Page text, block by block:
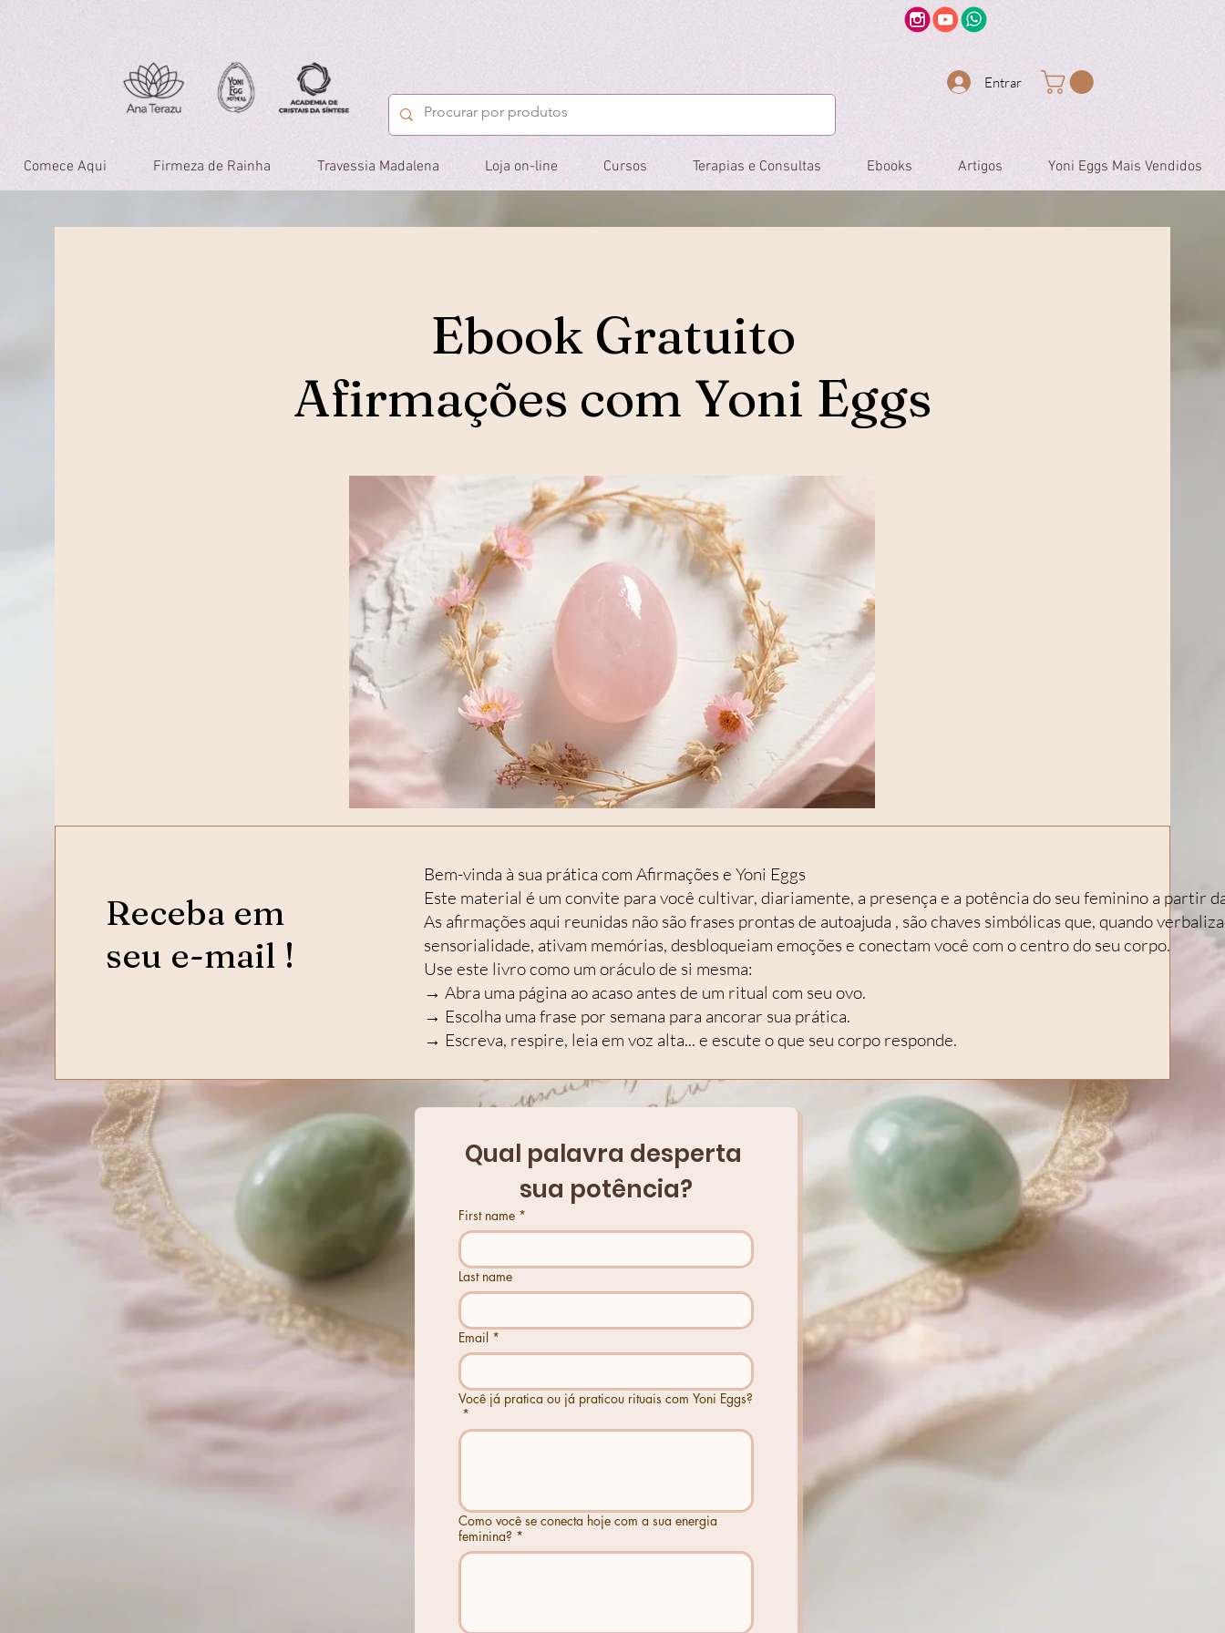
Entrar
Comece Aqui Firmeza de Rainha Travessia Madalena Loja on-line Cursos Terapias e Consultas Ebooks Artigos Yoni Eggs Mais Vendidos
Ebook Gratuito
Afirmações com Yoni Eggs
Receba em
seu e-mail !
Bem-vinda à sua prática com Afirmações e Yoni Eggs
Este material é um convite para você cultivar, diariamente, a presença e a potência do seu feminino a partir
As afirmações aqui reunidas não são frases prontas de autoajuda , são chaves simbólicas que, quando
sensorialidade, ativam memórias, desbloqueiam emoções e conectam você com o centro do seu corpo.
Use este livro como um oráculo de si mesma:
→ Abra uma página ao acaso antes de um ritual com seu ovo.
→ Escolha uma frase por semana para ancorar sua prática.
→ Escreva, respire, leia em voz alta... e escute o que seu corpo responde.
Qual palavra desperta
sua potência?
First name *
Last name
Email *
Você já pratica ou já praticou rituais com Yoni Eggs?
*
Como você se conecta hoje com a sua energia
feminina? *